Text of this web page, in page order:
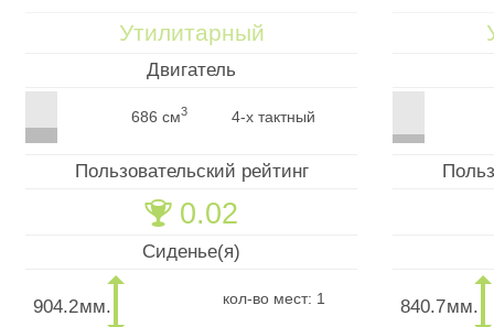
Утилитарный
Двигатель
686 см3 4-х тактный
Пользовательский рейтинг
🏆 0.02
Сиденье(я)
904.2мм. кол-во мест: 1 840.7мм.